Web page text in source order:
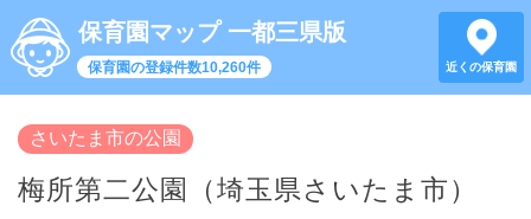
保育園マップ 一都三県版
保育園の登録件数10,260件 近くの保育園
さいたま市の公園
梅所第二公園（埼玉県さいたま市）